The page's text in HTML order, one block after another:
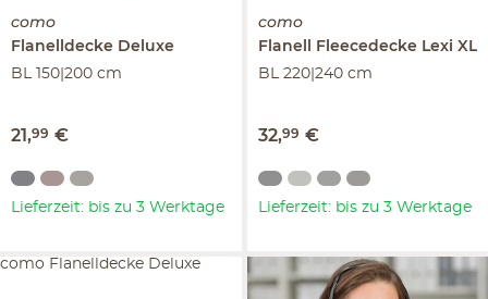
como
Flanelldecke Deluxe
BL 150|200 cm
21,99 €
Lieferzeit: bis zu 3 Werktage
como
Flanell Fleecedecke Lexi XL
BL 220|240 cm
32,99 €
Lieferzeit: bis zu 3 Werktage
como Flanelldecke Deluxe